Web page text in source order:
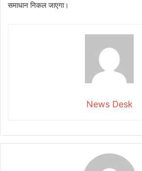
समाधान निकल जाएगा।
News Desk